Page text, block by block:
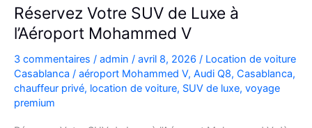
charme,
pratiques
et
bons
plans
Réservez Votre SUV de Luxe à
l’Aéroport Mohammed V
3 commentaires / admin / avril 8, 2026 / Location de voiture
Casablanca / aéroport Mohammed V, Audi Q8, Casablanca,
chauffeur privé, location de voiture, SUV de luxe, voyage
premium